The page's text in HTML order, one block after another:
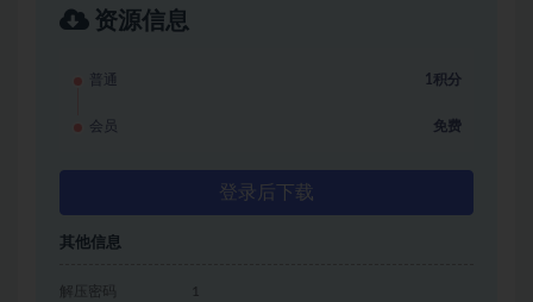
资源信息
普通 1积分
会员 免费
登录后下载
其他信息
1